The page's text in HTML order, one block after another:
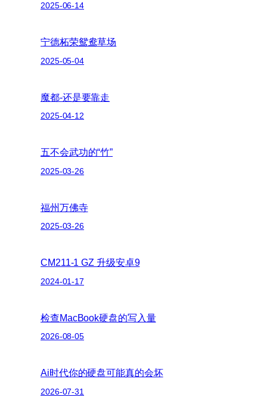
2025-06-14
宁德柘荣鸳鸯草场
2025-05-04
魔都-还是要靠走
2025-04-12
五不会武功的“竹”
2025-03-26
福州万佛寺
2025-03-26
CM211-1 GZ 升级安卓9
2024-01-17
检查MacBook硬盘的写入量
2026-08-05
Ai时代你的硬盘可能真的会坏
2026-07-31